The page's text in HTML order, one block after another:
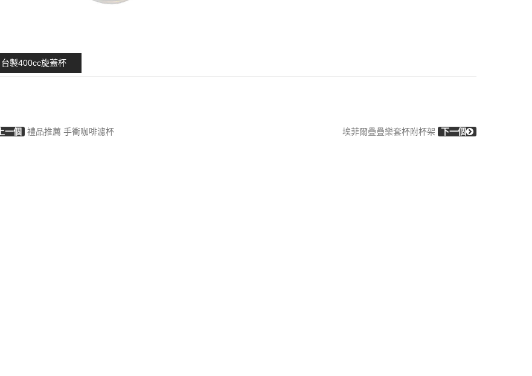
台製400cc旋蓋杯
上一個 禮品推薦 手衝咖啡濾杯 埃菲爾疊疊樂套杯附杯架 下一個